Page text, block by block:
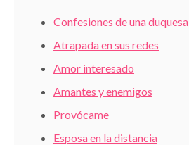
Confesiones de una duquesa
Atrapada en sus redes
Amor interesado
Amantes y enemigos
Provócame
Esposa en la distancia